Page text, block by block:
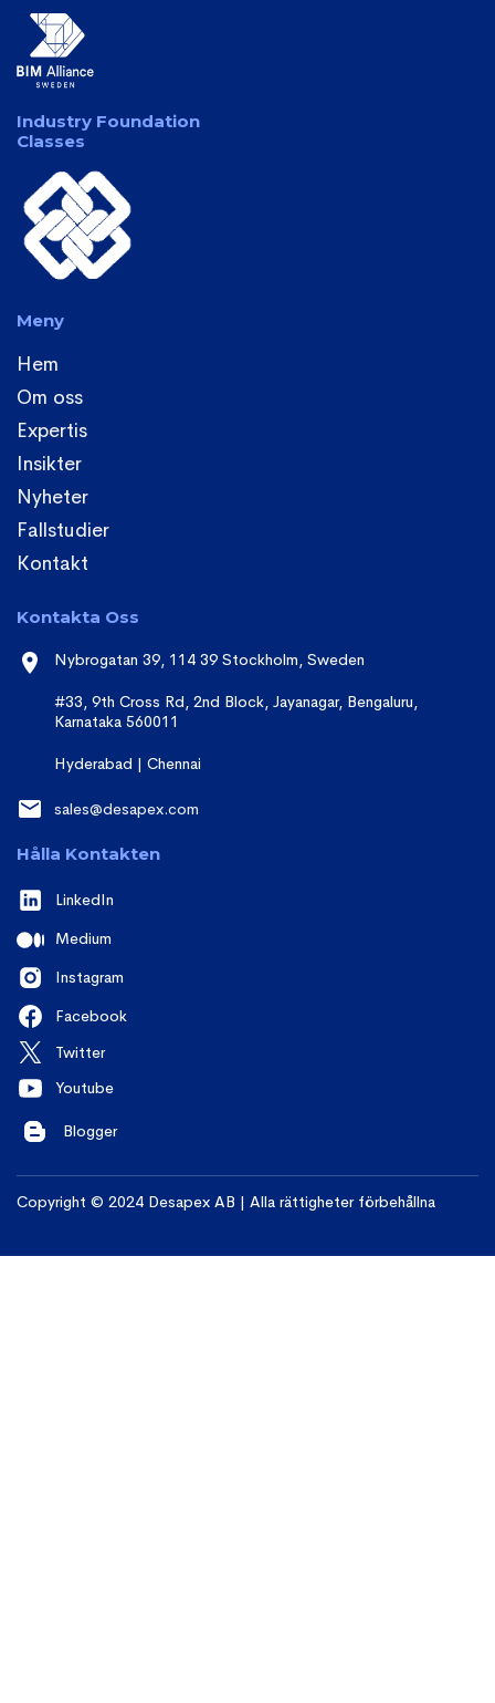
Industry Foundation
Classes
Meny
Hem
Om oss
Expertis
Insikter
Nyheter
Fallstudier
Kontakt
Kontakta Oss
Nybrogatan 39, 114 39 Stockholm, Sweden
#33, 9th Cross Rd, 2nd Block, Jayanagar, Bengaluru,
Karnataka 560011
Hyderabad | Chennai
sales@desapex.com
Hålla Kontakten
LinkedIn
Medium
Instagram
Facebook
Twitter
Youtube
Blogger
Copyright © 2024 Desapex AB | Alla rättigheter förbehållna